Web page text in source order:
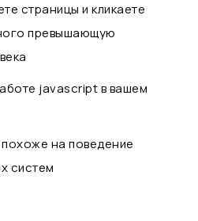
страницы и кликаете
превышающую
javascript в вашем
на поведение
систем